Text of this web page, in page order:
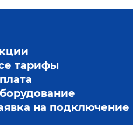
тарифы
на подключение